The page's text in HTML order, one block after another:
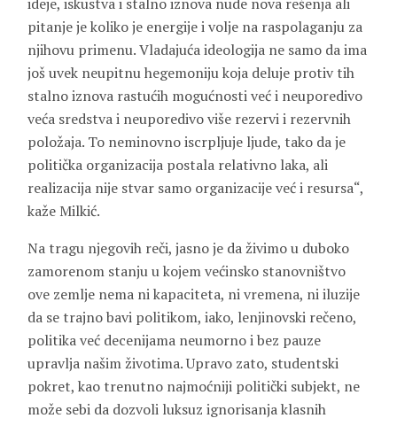
pitanje je koliko je energije i volje na raspolaganju za
njihovu primenu. Vladajuća ideologija ne samo da ima
još uvek neupitnu hegemoniju koja deluje protiv tih
stalno iznova rastućih mogućnosti već i neuporedivo
veća sredstva i neuporedivo više rezervi i rezervnih
položaja. To neminovno iscrpljuje ljude, tako da je
politička organizacija postala relativno laka, ali
realizacija nije stvar samo organizacije već i resursa“,
kaže Milkić.
Na tragu njegovih reči, jasno je da živimo u duboko
zamorenom stanju u kojem većinsko stanovništvo
ove zemlje nema ni kapaciteta, ni vremena, ni iluzije
da se trajno bavi politikom, iako, lenjinovski rečeno,
politika već decenijama neumorno i bez pauze
upravlja našim životima. Upravo zato, studentski
pokret, kao trenutno najmoćniji politički subjekt, ne
može sebi da dozvoli luksuz ignorisanja klasnih